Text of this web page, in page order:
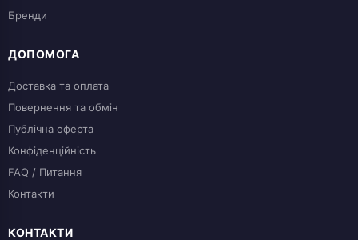
Бренди
ДОПОМОГА
Доставка та оплата
Повернення та обмін
Публічна оферта
Конфіденційність
FAQ / Питання
Контакти
КОНТАКТИ